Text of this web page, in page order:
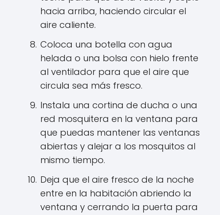
hacia arriba, haciendo circular el
aire caliente.
Coloca una botella con agua
helada o una bolsa con hielo frente
al ventilador para que el aire que
circula sea más fresco.
Instala una cortina de ducha o una
red mosquitera en la ventana para
que puedas mantener las ventanas
abiertas y alejar a los mosquitos al
mismo tiempo.
Deja que el aire fresco de la noche
entre en la habitación abriendo la
ventana y cerrando la puerta para